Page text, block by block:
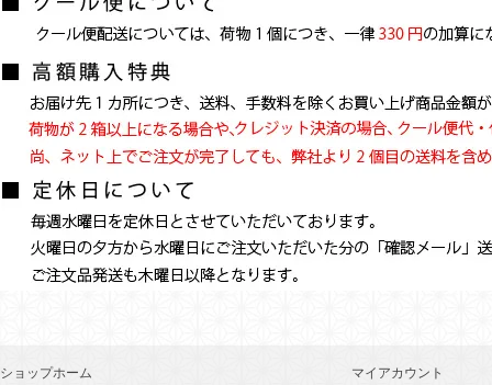
ショップホーム
マイアカウント